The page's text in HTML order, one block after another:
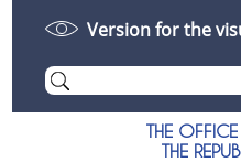
Version for the
THE OFFICE
THE